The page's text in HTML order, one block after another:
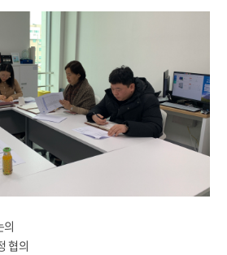
의
협의